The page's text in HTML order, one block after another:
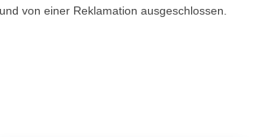
von einer Reklamation ausgeschlossen.